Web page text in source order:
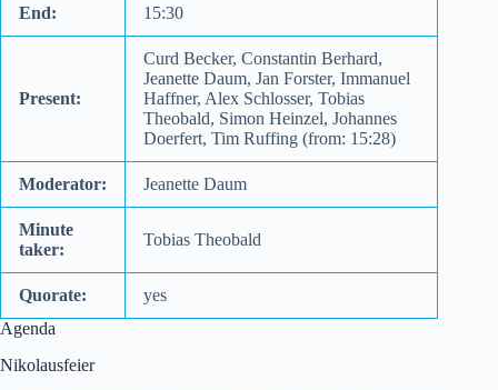
End: 15:30
Present:
Curd Becker, Constantin Berhard,
Jeanette Daum, Jan Forster, Immanuel
Haffner, Alex Schlosser, Tobias
Theobald, Simon Heinzel, Johannes
Doerfert, Tim Ruffing (from: 15:28)
Moderator: Jeanette Daum
Minute
taker:
Tobias Theobald
Quorate:
yes
Agenda
Nikolausfeier